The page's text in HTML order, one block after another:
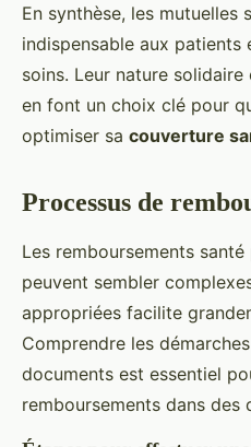
En synthèse, les
indispensable aux patients
soins. Leur nature
en font un choix clé pour
optimiser sa couverture
Processus de
Les remboursements santé
peuvent sembler
appropriées facilite
Comprendre les
documents est essentiel
remboursements dans des